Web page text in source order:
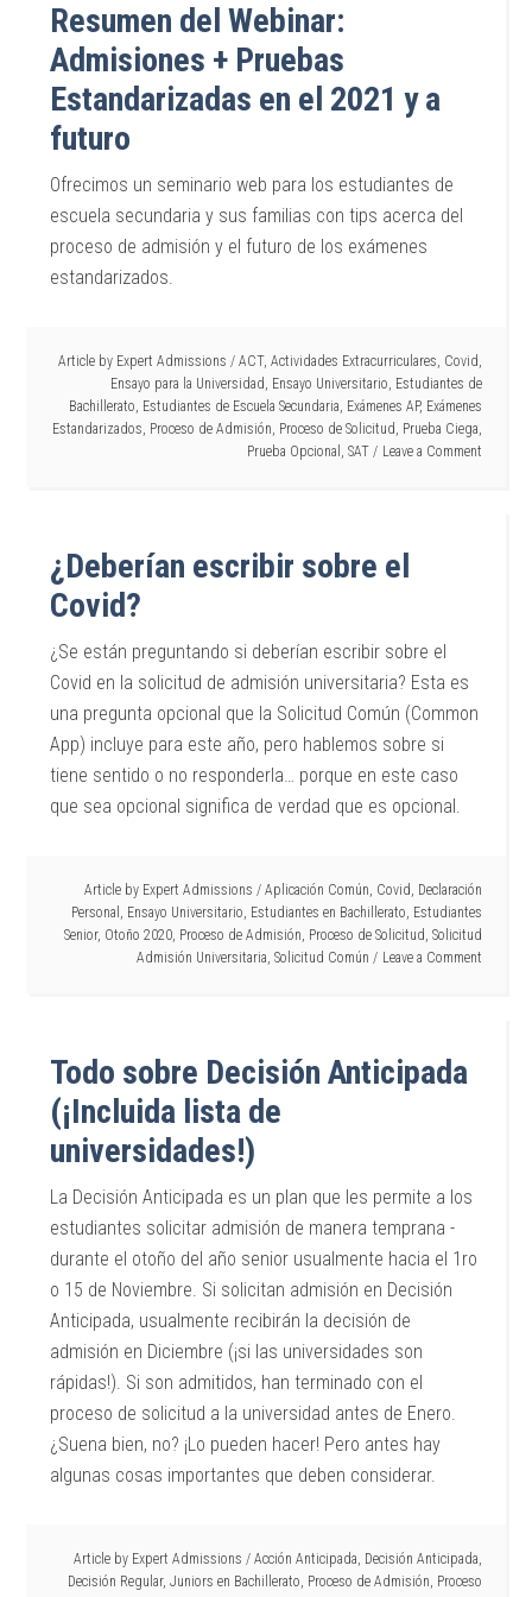
Resumen del Webinar:
Admisiones + Pruebas
Estandarizadas en el 2021 y a
futuro
Ofrecimos un seminario web para los estudiantes de
escuela secundaria y sus familias con tips acerca del
proceso de admisión y el futuro de los exámenes
estandarizados.
Article by Expert Admissions / ACT, Actividades Extracurriculares Covid
Ensayo para la Universidad Ensayo Universitario Estudiantes de
Bachillerato Estudiantes de Escuela Secundaria Exámenes AP, Exámenes
Estandarizados Proceso de Admisión Proceso de Solicitud Prueba Ciega
Prueba Opcional
SAT Leave a Comment
¿Deberían escribir sobre el
Covid?
¿Se están preguntando si deberían escribir sobre el
Covid en la solicitud de admisión universitaria? Esta es
una pregunta opcional que la Solicitud Común (Common
App) incluye para este año, pero hablemos sobre si
tiene sentido o no responderla… porque en este caso
que sea opcional significa de verdad que es opcional.
Article by Expert Admissions / Aplicación Común Covid Declaración
Personal
Ensayo Universitario Estudiantes en Bachillerato Estudiantes
Senior, Otoño 2020, Proceso de Admisión Proceso de Solicitud Solicitud
Admisión Universitaria Solicitud Común Leave a Comment
Todo sobre Decisión Anticipada
(¡Incluida lista de
universidades!)
La Decisión Anticipada es un plan que les permite a los
estudiantes solicitar admisión de manera temprana -
durante el otoño del año senior usualmente hacia el 1ro
o 15 de Noviembre. Si solicitan admisión en Decisión
Anticipada, usualmente recibirán la decisión de
admisión en Diciembre (¡si las universidades son
rápidas!). Si son admitidos, han terminado con el
proceso de solicitud a la universidad antes de Enero.
¿Suena bien, no? ¡Lo pueden hacer! Pero antes hay
algunas cosas importantes que deben considerar.
Article by Expert Admissions / Acción Anticipada Decisión Anticipada
Decisión Regular, Juniors en Bachillerato Proceso de Admisión Proceso